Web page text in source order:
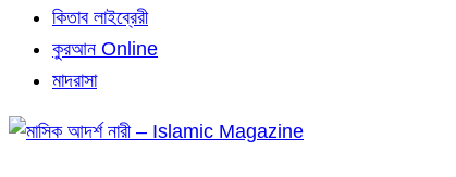
কিতাব লাইব্রেরী
কুরআন Online
মাদরাসা